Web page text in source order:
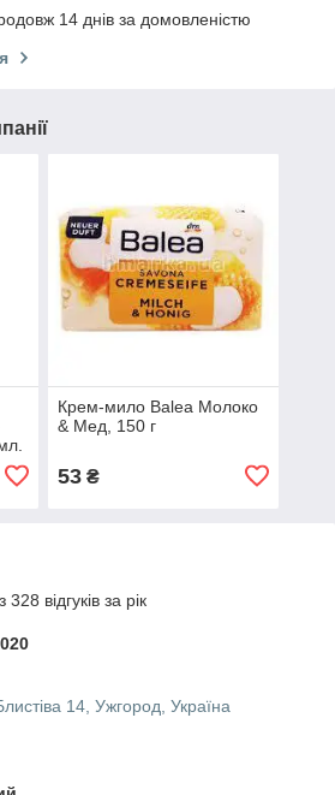
14 днів за домовленістю
Крем-мило Balea Молоко
& Мед, 150 г
53₴
відгуків за рік
14, Ужгород, Україна